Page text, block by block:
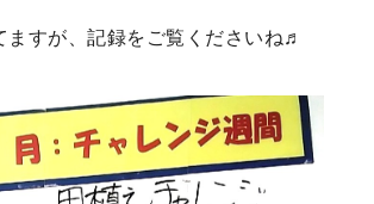
ますが、記録をご覧くださいね♬